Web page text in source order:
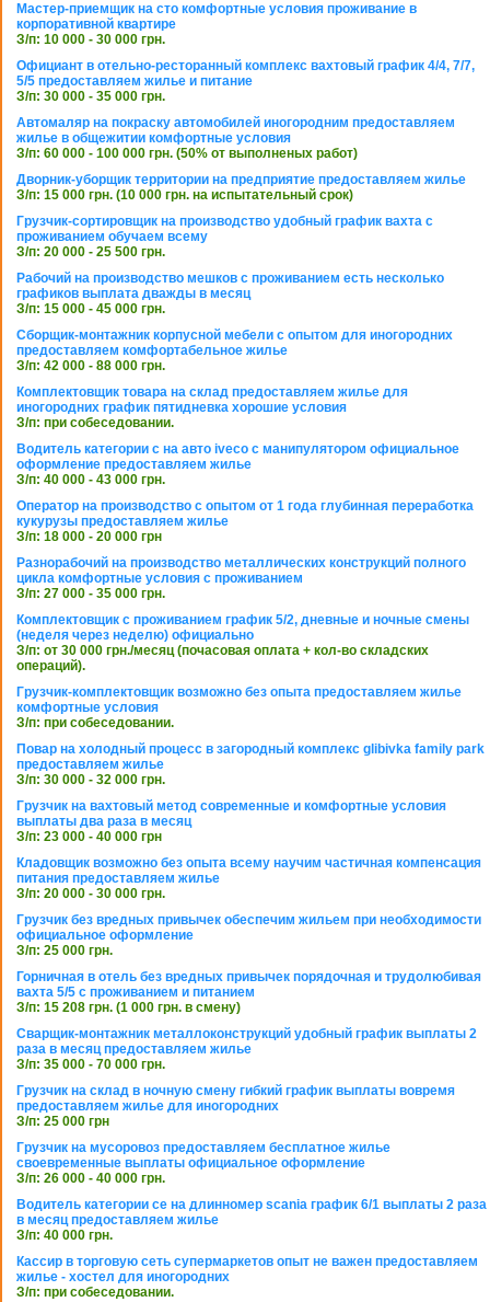
Мастер-приемщик на сто комфортные условия проживание в
корпоративной квартире
З/п: 10 000 - 30 000 грн.
Официант в отельно-ресторанный комплекс вахтовый график 4/4, 7/7,
5/5 предоставляем жилье и питание
З/п: 30 000 - 35 000 грн.
Автомаляр на покраску автомобилей иногородним предоставляем
жилье в общежитии комфортные условия
З/п: 60 000 - 100 000 грн. (50% от выполненых работ)
Дворник-уборщик территории на предприятие предоставляем жилье
З/п: 15 000 грн. (10 000 грн. на испытательный срок)
Грузчик-сортировщик на производство удобный график вахта с
проживанием обучаем всему
З/п: 20 000 - 25 500 грн.
Рабочий на производство мешков с проживанием есть несколько
графиков выплата дважды в месяц
З/п: 15 000 - 45 000 грн.
Сборщик-монтажник корпусной мебели с опытом для иногородних
предоставляем комфортабельное жилье
З/п: 42 000 - 88 000 грн.
Комплектовщик товара на склад предоставляем жилье для
иногородних график пятидневка хорошие условия
З/п: при собеседовании.
Водитель категории с на авто iveco с манипулятором официальное
оформление предоставляем жилье
З/п: 40 000 - 43 000 грн.
Оператор на производство с опытом от 1 года глубинная переработка
кукурузы предоставляем жилье
З/п: 18 000 - 20 000 грн
Разнорабочий на производство металлических конструкций полного
цикла комфортные условия с проживанием
З/п: 27 000 - 35 000 грн.
Комплектовщик с проживанием график 5/2, дневные и ночные смены
(неделя через неделю) официально
З/п: от 30 000 грн./месяц (почасовая оплата + кол-во складских
операций).
Грузчик-комплектовщик возможно без опыта предоставляем жилье
комфортные условия
З/п: при собеседовании.
Повар на холодный процесс в загородный комплекс glibivka family park
предоставляем жилье
З/п: 30 000 - 32 000 грн.
Грузчик на вахтовый метод современные и комфортные условия
выплаты два раза в месяц
З/п: 23 000 - 40 000 грн
Кладовщик возможно без опыта всему научим частичная компенсация
питания предоставляем жилье
З/п: 20 000 - 30 000 грн.
Грузчик без вредных привычек обеспечим жильем при необходимости
официальное оформление
З/п: 25 000 грн.
Горничная в отель без вредных привычек порядочная и трудолюбивая
вахта 5/5 с проживанием и питанием
З/п: 15 208 грн. (1 000 грн. в смену)
Сварщик-монтажник металлоконструкций удобный график выплаты 2
раза в месяц предоставляем жилье
З/п: 35 000 - 70 000 грн.
Грузчик на склад в ночную смену гибкий график выплаты вовремя
предоставляем жилье для иногородних
З/п: 25 000 грн
Грузчик на мусоровоз предоставляем бесплатное жилье
своевременные выплаты официальное оформление
З/п: 26 000 - 40 000 грн.
Водитель категории се на длинномер scania график 6/1 выплаты 2 раза
в месяц предоставляем жилье
З/п: 40 000 грн.
Кассир в торговую сеть супермаркетов опыт не важен предоставляем
жилье - хостел для иногородних
З/п: при собеседовании.